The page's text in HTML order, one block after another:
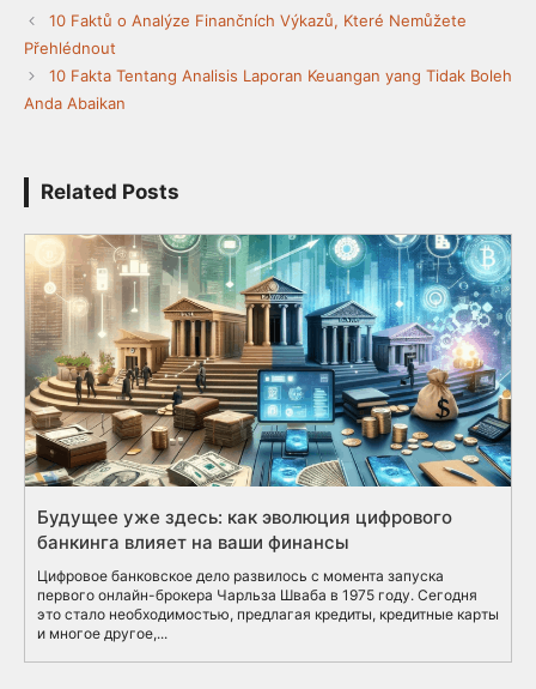
10 Faktů o Analýze Finančních Výkazů, Které Nemůžete
Přehlédnout
10 Fakta Tentang Analisis Laporan Keuangan yang Tidak Boleh
Anda Abaikan
Related Posts
Будущее уже здесь: как эволюция цифрового
банкинга влияет на ваши финансы
Цифровое банковское дело развилось с момента запуска
первого онлайн-брокера Чарльза Шваба в 1975 году. Сегодня
это стало необходимостью, предлагая кредиты, кредитные карты
и многое другое,...